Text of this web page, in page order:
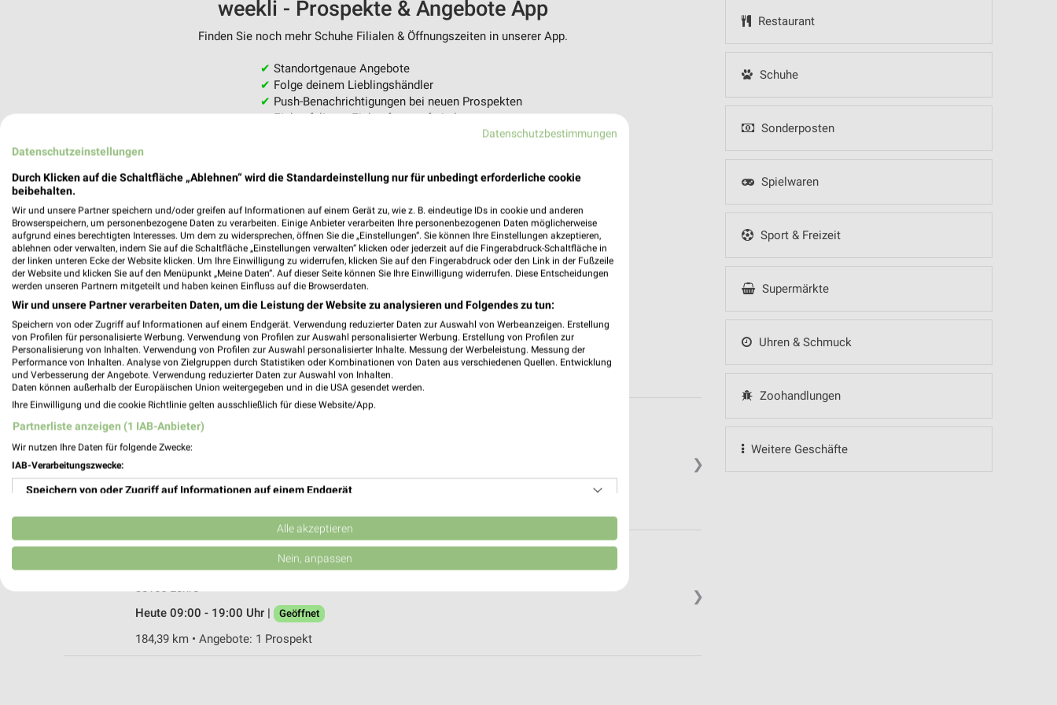
Restaurant
Schuhe
Sonderposten
Spielwaren
Sport & Freizeit
Supermärkte
Uhren & Schmuck
Zoohandlungen
Weitere Geschäfte
weekli - Prospekte & Angebote App
Finden Sie noch mehr Schuhe Filialen & Öffnungszeiten in unserer App.
✔ Standortgenaue Angebote
✔ Folge deinem Lieblingshändler
✔ Push-Benachrichtigungen bei neuen Prospekten
✔Einkaufsliste - Einkauf stressfrei planen
❯
DEICHMANN Gifhorn
38518 Gifhorn
Heute 09:00 - 20:00 Uhr | Geöffnet
❯
Alte Berliner Straße 1A
38165 Lehre
Heute 09:00 - 19:00 Uhr |
Geöffnet
184,39 km • Angebote: 1 Prospekt
Datenschutzbestimmungen
Datenschutzeinstellungen
Durch Klicken auf die Schaltfläche „Ablehnen“ wird die Standardeinstellung nur für unbedingt erforderliche cookie
beibehalten.
Wir und unsere Partner speichern und/oder greifen auf Informationen auf einem Gerät zu, wie z. B. eindeutige IDs in cookie und anderen
Browserspeichern, um personenbezogene Daten zu verarbeiten. Einige Anbieter verarbeiten Ihre personenbezogenen Daten möglicherweise
aufgrund eines berechtigten Interesses. Um dem zu widersprechen, öffnen Sie die „Einstellungen“. Sie können Ihre Einstellungen akzeptieren,
ablehnen oder verwalten, indem Sie auf die Schaltfläche „Einstellungen verwalten“ klicken oder jederzeit auf die Fingerabdruck-Schaltfläche in
der linken unteren Ecke der Website klicken. Um Ihre Einwilligung zu widerrufen, klicken Sie auf den Fingerabdruck oder den Link in der Fußzeile
der Website und klicken Sie auf den Menüpunkt „Meine Daten“. Auf dieser Seite können Sie Ihre Einwilligung widerrufen. Diese Entscheidungen
werden unseren Partnern mitgeteilt und haben keinen Einfluss auf die Browserdaten.
Wir und unsere Partner verarbeiten Daten, um die Leistung der Website zu analysieren und Folgendes zu tun:
Speichern von oder Zugriff auf Informationen auf einem Endgerät. Verwendung reduzierter Daten zur Auswahl von Werbeanzeigen. Erstellung
von Profilen für personalisierte Werbung. Verwendung von Profilen zur Auswahl personalisierter Werbung. Erstellung von Profilen zur
Personalisierung von Inhalten. Verwendung von Profilen zur Auswahl personalisierter Inhalte. Messung der Werbeleistung. Messung der
Performance von Inhalten. Analyse von Zielgruppen durch Statistiken oder Kombinationen von Daten aus verschiedenen Quellen. Entwicklung
und Verbesserung der Angebote. Verwendung reduzierter Daten zur Auswahl von Inhalten.
Daten können außerhalb der Europäischen Union weitergegeben und in die USA gesendet werden.
Ihre Einwilligung und die cookie Richtlinie gelten ausschließlich für diese Website/App.
Partnerliste anzeigen (1 IAB-Anbieter)
Wir nutzen Ihre Daten für folgende Zwecke:
IAB-Verarbeitungszwecke:
Speichern von oder Zugriff auf Informationen auf einem Endgerät
Verwendung reduzierter Daten zur Auswahl von Werbeanzeigen
Erstellung von Profilen für personalisierte Werbung
Erstellung von Profilen zur Personalisierung von Inhalten
Alle akzeptieren
Nein, anpassen